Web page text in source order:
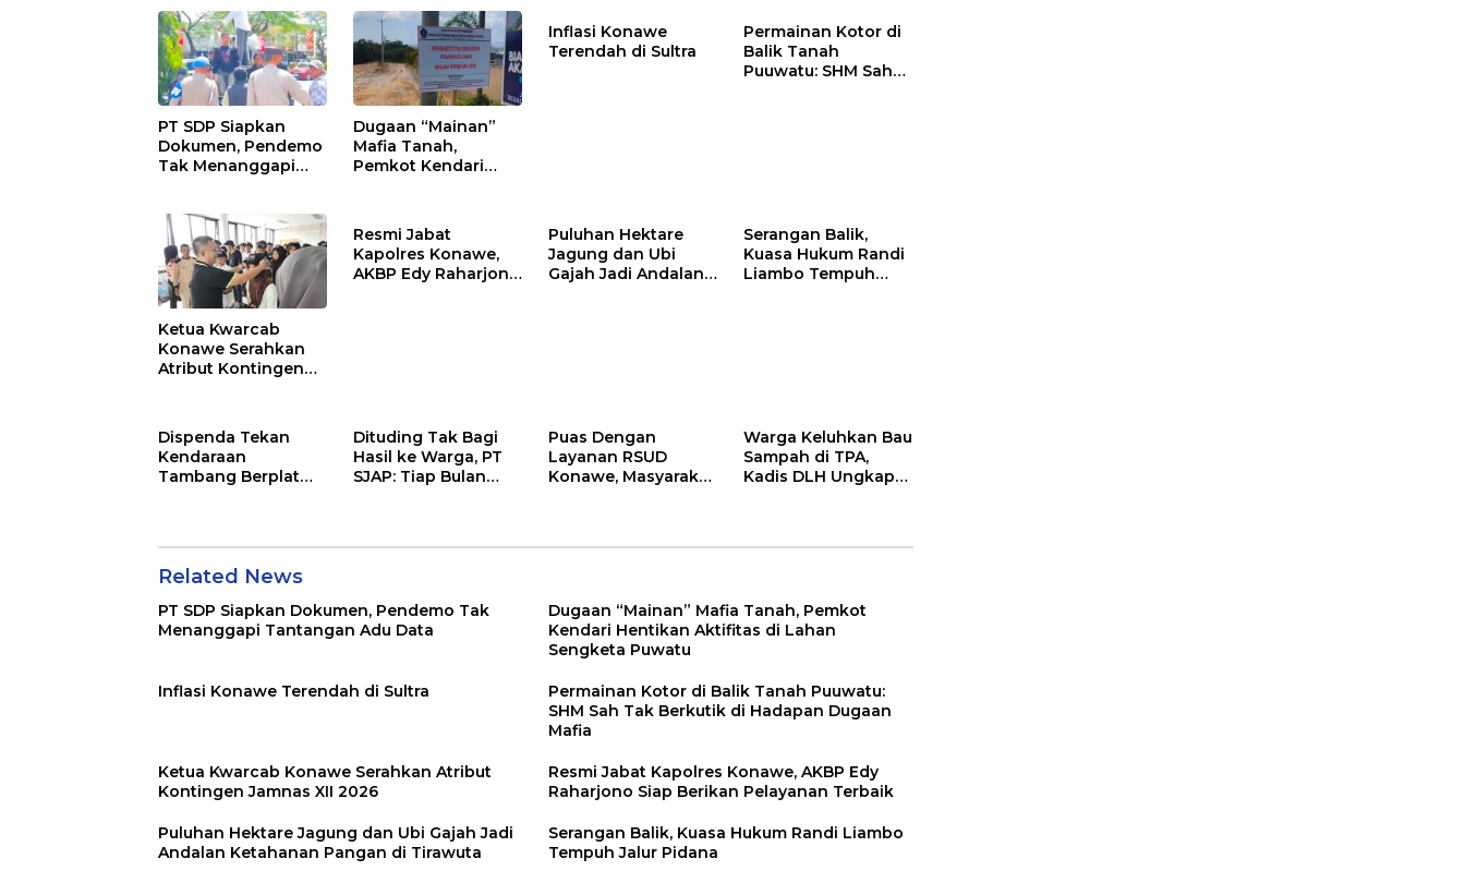
PT SDP Siapkan
Dokumen, Pendemo
Tak Menanggapi
Dugaan “Mainan”
Mafia Tanah,
Pemkot Kendari
Puwatu
Inflasi Konawe
Terendah di Sultra
Permainan Kotor di
Balik Tanah
Puuwatu: SHM Sah
Ketua Kwarcab
Konawe Serahkan
Atribut Kontingen
Resmi Jabat
Kapolres Konawe,
AKBP Edy Raharjono
Puluhan Hektare
Jagung dan Ubi
Gajah Jadi Andalan
Serangan Balik,
Kuasa Hukum Randi
Liambo Tempuh
Dispenda Tekan
Kendaraan
Tambang Berplat
Dituding Tak Bagi
Hasil ke Warga, PT
SJAP: Tiap Bulan
Puas Dengan
Layanan RSUD
Konawe, Masyarakat
Warga Keluhkan Bau
Sampah di TPA,
Kadis DLH Ungkap
Related News
PT SDP Siapkan Dokumen, Pendemo Tak
Menanggapi Tantangan Adu Data
Dugaan “Mainan” Mafia Tanah, Pemkot
Kendari Hentikan Aktifitas di Lahan
Sengketa Puwatu
Inflasi Konawe Terendah di Sultra
Permainan Kotor di Balik Tanah Puuwatu:
SHM Sah Tak Berkutik di Hadapan Dugaan
Mafia
Ketua Kwarcab Konawe Serahkan Atribut
Kontingen Jamnas XII 2026
Resmi Jabat Kapolres Konawe, AKBP Edy
Raharjono Siap Berikan Pelayanan Terbaik
Puluhan Hektare Jagung dan Ubi Gajah Jadi
Andalan Ketahanan Pangan di Tirawuta
Serangan Balik, Kuasa Hukum Randi Liambo
Tempuh Jalur Pidana